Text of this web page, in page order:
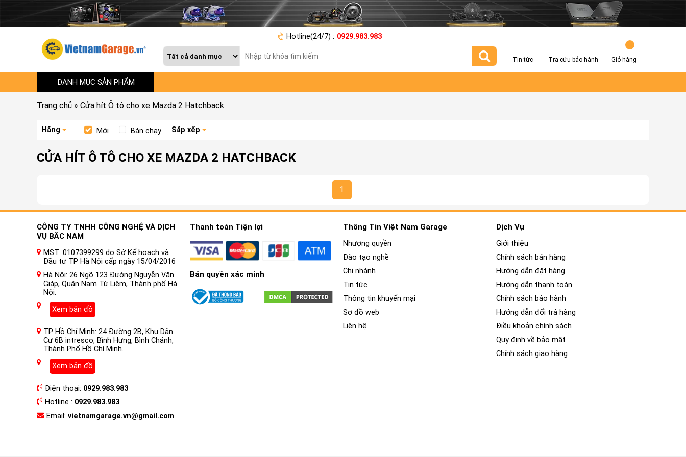
Hotline(24/7) : 0929.983.983
Tin tức Tra cứu bảo hành Giỏ hàng
DANH MỤC SẢN PHẨM
Trang chủ » Cửa hít Ô tô cho xe Mazda 2 Hatchback
Hãng Mới Bán chạy Sắp xếp
CỬA HÍT Ô TÔ CHO XE MAZDA 2 HATCHBACK
1
CÔNG TY TNHH CÔNG NGHỆ VÀ DỊCH
VỤ BẮC NAM
MST: 0107399299 do Sở Kế hoạch và
Đầu tư TP Hà Nội cấp ngày 15/04/2016
Hà Nội: 26 Ngõ 123 Đường Nguyễn Văn
Giáp, Quận Nam Từ Liêm, Thành phố Hà
Nội.
Xem bản đồ
TP Hồ Chí Minh: 24 Đường 2B, Khu Dân
Cư 6B intresco, Bình Hưng, Bình Chánh,
Thành Phố Hồ Chí Minh.
Xem bản đồ
Điện thoại: 0929.983.983
Hotline : 0929.983.983
Email: vietnamgarage.vn@gmail.com
Thanh toán Tiện lợi
Bản quyền xác minh
Thông Tin Việt Nam Garage
Nhượng quyền
Đào tạo nghề
Chi nhánh
Tin tức
Thông tin khuyến mại
Sơ đồ web
Liên hệ
Dịch Vụ
Giới thiệu
Chính sách bán hàng
Hướng dẫn đặt hàng
Hướng dẫn thanh toán
Chính sách bảo hành
Hướng dẫn đổi trả hàng
Điều khoản chính sách
Quy định về bảo mật
Chính sách giao hàng